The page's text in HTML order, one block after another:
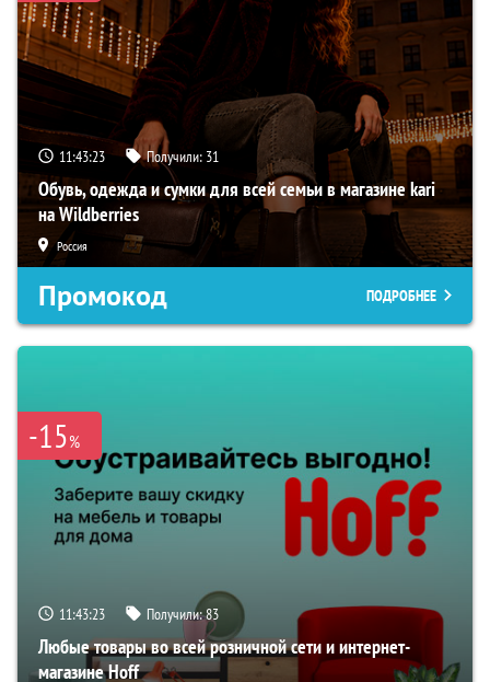
11:43:22 Получили: 31
Обувь, одежда и сумки для всей семьи в магазине kari
на Wildberries
Россия
Промокод ПОДРОБНЕЕ
-15%
11:43:22 Получили:83
Любые товары во всей розничной сети и интернет-
магазине Hoff